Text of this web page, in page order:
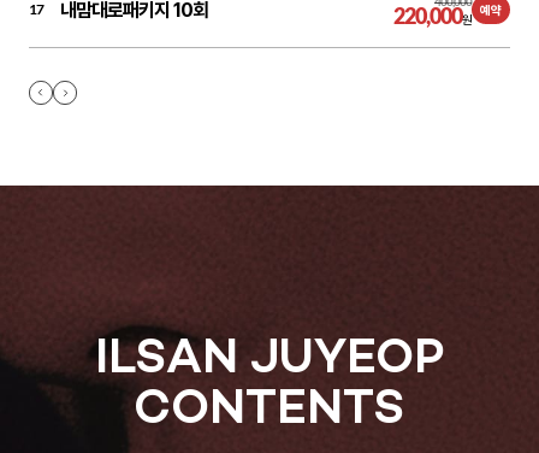
17 내맘대로패키지 10회 220,000원
예약
ILSAN JUYEOP
CONTENTS